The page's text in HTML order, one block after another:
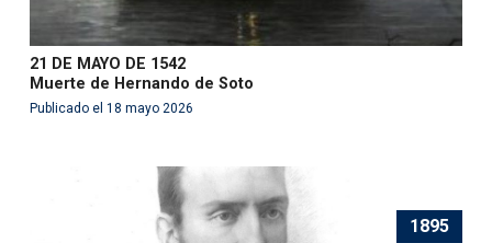
21 DE MAYO DE 1542
Muerte de Hernando de Soto
Publicado el 18 mayo 2026
1895